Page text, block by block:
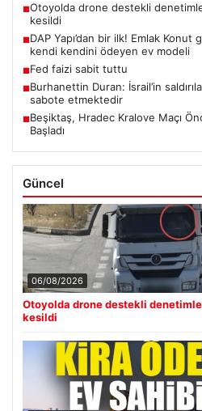
■Otoyolda drone destekli
kesildi
■DAP Yapı’dan bir ilk! Emlak
kendi kendini ödeyen ev modeli
■Fed faizi sabit tuttu
■Burhanettin Duran: İsrail’in
sabote etmektedir
■Beşiktaş, Hradec Kralove Maçı
Başladı
Güncel
06/08/2026
Otoyolda drone destekli
kesildi